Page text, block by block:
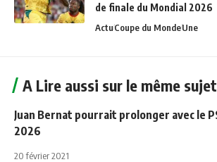
de finale du Mondial 2026
ActuCoupe du MondeUne
A Lire aussi sur le même sujet
Juan Bernat pourrait prolonger avec le
2026
20 février 2021